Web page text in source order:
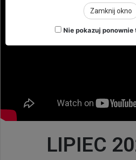
email
LIPIEC
Zamknij okno
Nie pokazuj ponownie